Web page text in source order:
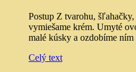
Postup Z tvarohu,
vymiešame krém. Umyté
malé kúsky a ozdobíme ním
Celý text